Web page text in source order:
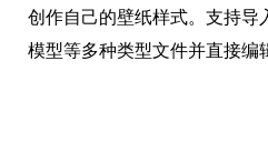
创作自己的壁纸样式。支持导
模型等多种类型文件并直接编